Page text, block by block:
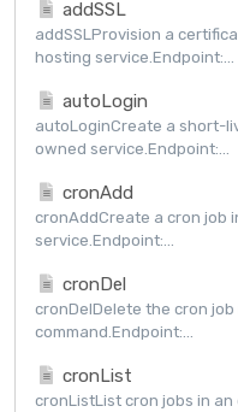
addSSL
addSSLProvision a
hosting service.Endpoint:...
autoLogin
autoLoginCreate a short-
owned service.Endpoint:...
cronAdd
cronAddCreate a cron job
service.Endpoint:...
cronDel
cronDelDelete the cron
command.Endpoint:...
cronList
cronListList cron jobs in